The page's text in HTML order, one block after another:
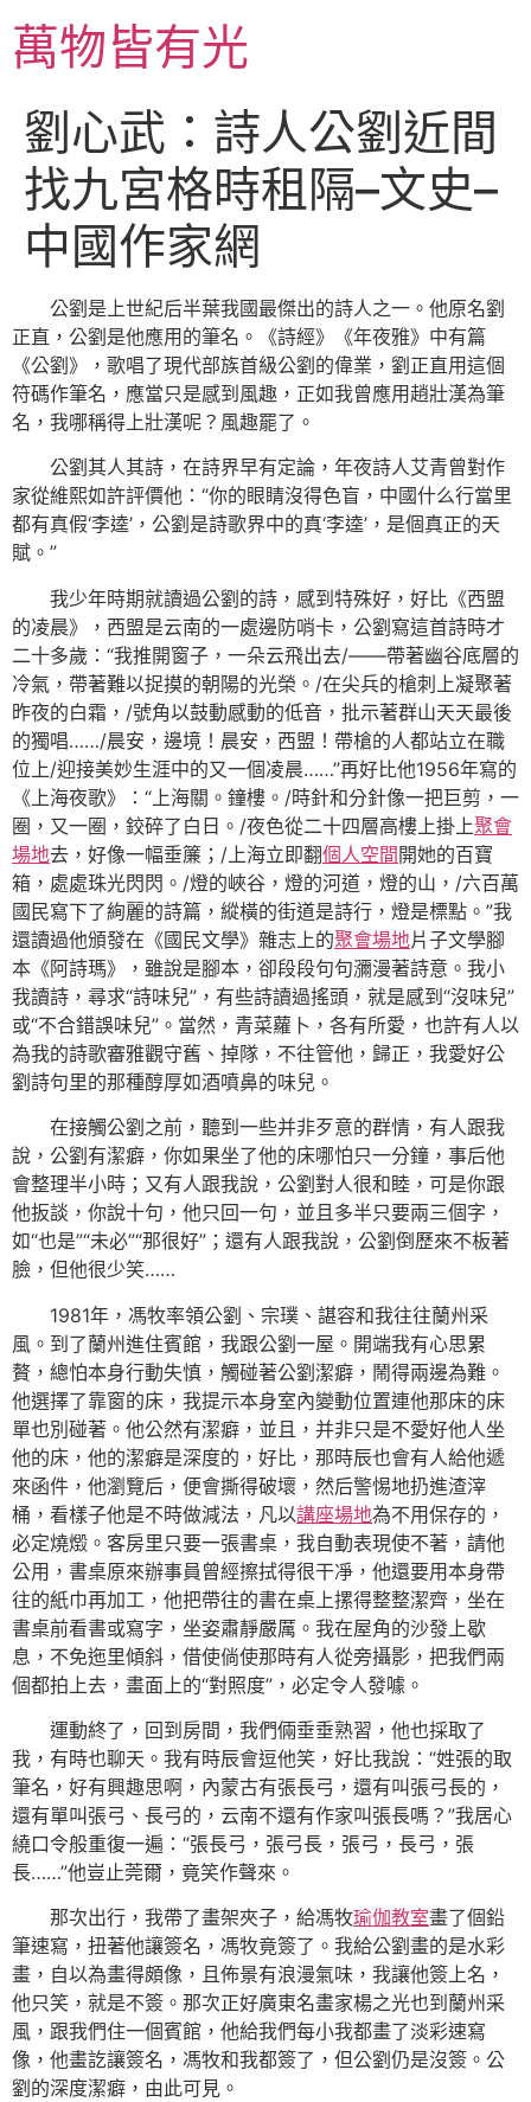
主萬物皆有光
劉心武：詩人公劉近間
找九宮格時租隔–文史–
中國作家網
公劉是上世紀后半葉我國最傑出的詩人之一。他原名劉
正直，公劉是他應用的筆名。《詩經》《年夜雅》中有篇
《公劉》，歌唱了現代部族首級公劉的偉業，劉正直用這個
符碼作筆名，應當只是感到風趣，正如我曾應用趙壯漢為筆
名，我哪稱得上壯漢呢？風趣罷了。
公劉其人其詩，在詩界早有定論，年夜詩人艾青曾對作
家從維熙如許評價他：“你的眼睛沒得色盲，中國什么行當里
都有真假‘李逵’，公劉是詩歌界中的真‘李逵’，是個真正的天
賦。”
我少年時期就讀過公劉的詩，感到特殊好，好比《西盟
的凌晨》，西盟是云南的一處邊防哨卡，公劉寫這首詩時才
二十多歲：“我推開窗子，一朵云飛出去/——帶著幽谷底層的
冷氣，帶著難以捉摸的朝陽的光榮。/在尖兵的槍刺上凝聚著
昨夜的白霜，/號角以鼓動感動的低音，批示著群山天天最後
的獨唱……/晨安，邊境！晨安，西盟！帶槍的人都站立在職
位上/迎接美妙生涯中的又一個凌晨……”再好比他1956年寫的
《上海夜歌》：“上海關。鐘樓。/時針和分針像一把巨剪，一
圈，又一圈，鉸碎了白日。/夜色從二十四層高樓上掛上聚會
場地去，好像一幅垂簾；/上海立即翻個人空間開她的百寶
箱，處處珠光閃閃。/燈的峽谷，燈的河道，燈的山，/六百萬
國民寫下了絢麗的詩篇，縱橫的街道是詩行，燈是標點。”我
還讀過他頒發在《國民文學》雜志上的聚會場地片子文學腳
本《阿詩瑪》，雖說是腳本，卻段段句句瀰漫著詩意。我小
我讀詩，尋求“詩味兒”，有些詩讀過搖頭，就是感到“沒味兒”
或“不合錯誤味兒”。當然，青菜蘿卜，各有所愛，也許有人以
為我的詩歌審雅觀守舊、掉隊，不往管他，歸正，我愛好公
劉詩句里的那種醇厚如酒噴鼻的味兒。
在接觸公劉之前，聽到一些并非歹意的群情，有人跟我
說，公劉有潔癖，你如果坐了他的床哪怕只一分鐘，事后他
會整理半小時；又有人跟我說，公劉對人很和睦，可是你跟
他扳談，你說十句，他只回一句，並且多半只要兩三個字，
如“也是”“未必”“那很好”；還有人跟我說，公劉倒歷來不板著
臉，但他很少笑……
1981年，馮牧率領公劉、宗璞、諶容和我往往蘭州采
風。到了蘭州進住賓館，我跟公劉一屋。開端我有心思累
贅，總怕本身行動失慎，觸碰著公劉潔癖，鬧得兩邊為難。
他選擇了靠窗的床，我提示本身室內變動位置連他那床的床
單也別碰著。他公然有潔癖，並且，并非只是不愛好他人坐
他的床，他的潔癖是深度的，好比，那時辰也會有人給他遞
來函件，他瀏覽后，便會撕得破壞，然后警惕地扔進渣滓
桶，看樣子他是不時做減法，凡以講座場地為不用保存的，
必定燒燬。客房里只要一張書桌，我自動表現使不著，請他
公用，書桌原來辦事員曾經擦拭得很干凈，他還要用本身帶
往的紙巾再加工，他把帶往的書在桌上摞得整整潔齊，坐在
書桌前看書或寫字，坐姿肅靜嚴厲。我在屋角的沙發上歇
息，不免迤里傾斜，借使倘使那時有人從旁攝影，把我們兩
個都拍上去，畫面上的“對照度”，必定令人發噱。
運動終了，回到房間，我們倆垂垂熟習，他也採取了
我，有時也聊天。我有時辰會逗他笑，好比我說：“姓張的取
筆名，好有興趣思啊，內蒙古有張長弓，還有叫張弓長的，
還有單叫張弓、長弓的，云南不還有作家叫張長嗎？”我居心
繞口令般重復一遍：“張長弓，張弓長，張弓，長弓，張
長……”他豈止莞爾，竟笑作聲來。
那次出行，我帶了畫架夾子，給馮牧瑜伽教室畫了個鉛
筆速寫，扭著他讓簽名，馮牧竟簽了。我給公劉畫的是水彩
畫，自以為畫得頗像，且佈景有浪漫氣味，我讓他簽上名，
他只笑，就是不簽。那次正好廣東名畫家楊之光也到蘭州采
風，跟我們住一個賓館，他給我們每小我都畫了淡彩速寫
像，他畫訖讓簽名，馮牧和我都簽了，但公劉仍是沒簽。公
劉的深度潔癖，由此可見。